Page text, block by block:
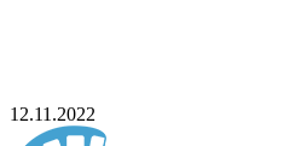
12.11.2022